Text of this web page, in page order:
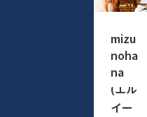
mizu
noha
na
LED
mirror
(エル
イー